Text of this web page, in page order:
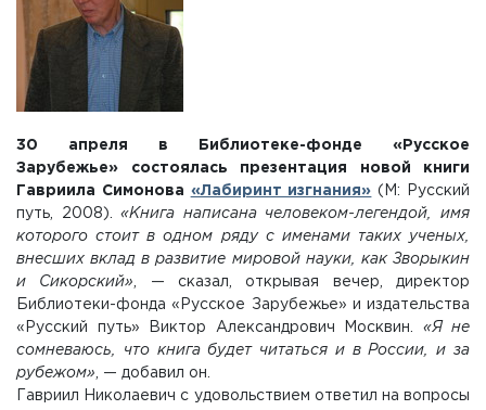
30 апреля в Библиотеке-фонде «Русское
Зарубежье» состоялась презентация новой книги
Гавриила Симонова «Лабиринт изгнания» (М: Русский
путь, 2008).«Книга написана человеком-легендой, имя
которого стоит в одном ряду с именами таких ученых,
внесших вклад в развитие мировой науки, как Зворыкин
и Сикорский» , — сказал, открывая вечер, директор
Библиотеки-фонда «Русское Зарубежье» и издательства
«Русский путь» Виктор Александрович Москвин. «Я не
сомневаюсь, что книга будет читаться и в России, и за
рубежом» , — добавил он.
Гавриил Николаевич с удовольствием ответил на вопросы